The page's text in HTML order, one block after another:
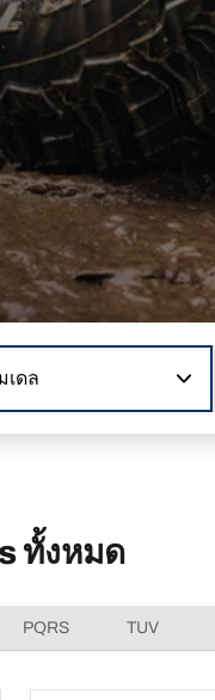
เดล
ทั้งหมด
PQRS TUV